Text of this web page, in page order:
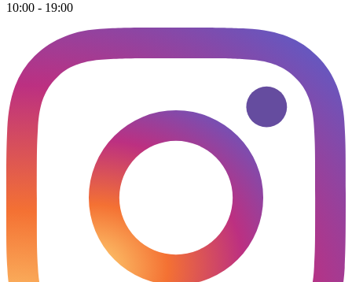
10:00 - 19:00